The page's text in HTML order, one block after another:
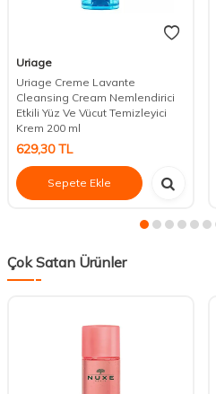
Uriage
Uriage Creme Lavante
Cleansing Cream Nemlendirici
Etkili Yüz Ve Vücut Temizleyici
Krem 200 ml
629,30TL
Sepete Ekle
Çok Satan Ürünler